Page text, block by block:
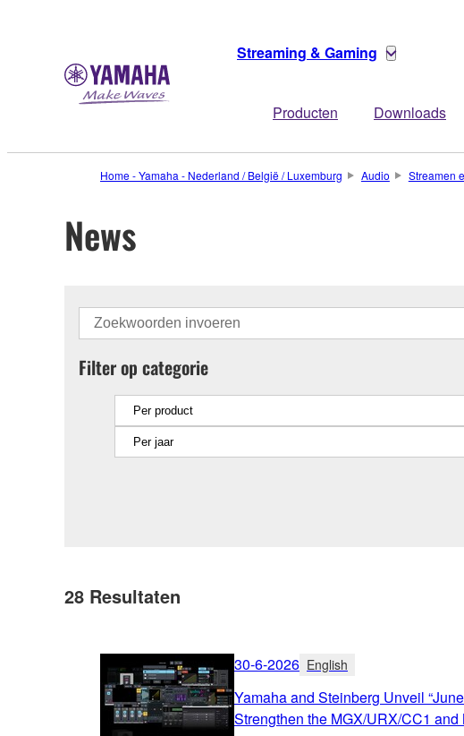
Streaming & Gaming
Producten Downloads
Home - Yamaha - Nederland / België / Luxemburg Audio Streamen
News
Filter op categorie
28 Resultaten
30-6-2026 English
Yamaha and Steinberg Unveil
Strengthen the MGX/URX/CC1